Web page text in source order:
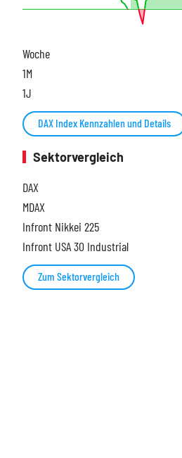
Woche
1M
1J
DAX Index Kennzahlen und Details
Sektorvergleich
DAX
MDAX
Infront Nikkei 225
Infront USA 30 Industrial
Zum Sektorvergleich